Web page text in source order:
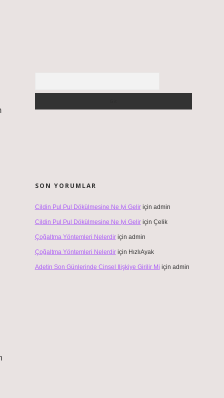
SON YORUMLAR
Cildin Pul Pul Dökülmesine Ne Iyi Geliriçin admin
Cildin Pul Pul Dökülmesine Ne Iyi Geliriçin Çelik
Çoğaltma Yöntemleri Nelerdiriçin admin
Çoğaltma Yöntemleri Nelerdiriçin HızlıAyak
Adetin Son Günlerinde Cinsel Ilişkiye Girilir Mi için admin